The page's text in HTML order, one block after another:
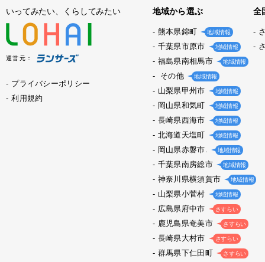
いってみたい、くらしてみたい
運営元：
プライバシーポリシー
利用規約
地域から選ぶ
熊本県錦町 地域情報
千葉県市原市 地域情報
福島県南相馬市 地域情報
その他 地域情報
山梨県甲州市 地域情報
岡山県和気町 地域情報
長崎県西海市 地域情報
北海道天塩町 地域情報
岡山県赤磐市. 地域情報
千葉県南房総市 地域情報
神奈川県横須賀市 地域情報
山梨県小菅村 地域情報
広島県府中市 さすらい
鹿児島県奄美市 さすらい
長崎県大村市 さすらい
群馬県下仁田町 さすらい
全